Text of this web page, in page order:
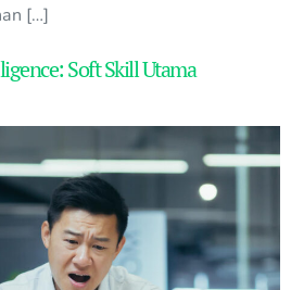
[…]
Soft Skill Utama